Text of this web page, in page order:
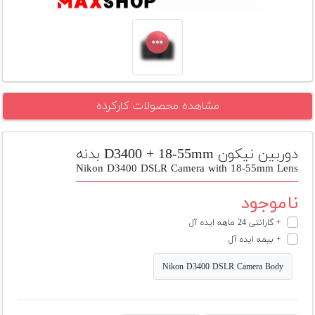
افزودن
دوم
لیست
قیمت
بله
مشاهده محصولات کارکرده
دوربین نیکون D3400 + 18-55mm بدنه
Nikon D3400 DSLR Camera with 18-55mm Lens
ناموجود
+ گارانتی 24 ماهه ایده آل
+ بیمه ایده آل
Nikon D3400 DSLR Camera Body